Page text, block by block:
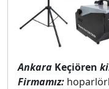
Ankara Keçiören
Firmamız: